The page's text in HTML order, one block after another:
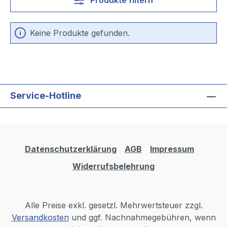
Keine Produkte gefunden.
Service-Hotline
Datenschutzerklärung AGB
Impressum
Widerrufsbelehrung
Alle Preise exkl. gesetzl. Mehrwertsteuer zzgl.
Versandkosten und ggf. Nachnahmegebühren, wenn